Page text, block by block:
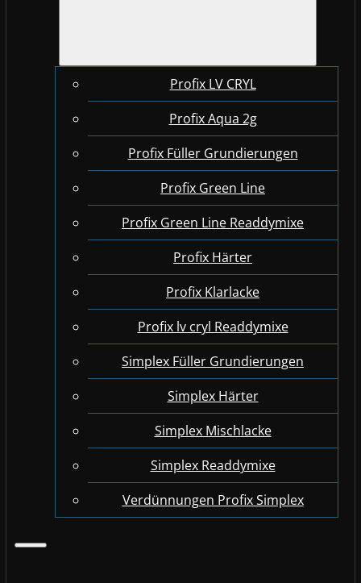
Profix LV CRYL
Profix Aqua 2g
Profix Füller Grundierungen
Profix Green Line
Profix Green Line Readdymixe
Profix Härter
Profix Klarlacke
Profix lv cryl Readdymixe
Simplex Füller Grundierungen
Simplex Härter
Simplex Mischlacke
Simplex Readdymixe
Verdünnungen Profix Simplex